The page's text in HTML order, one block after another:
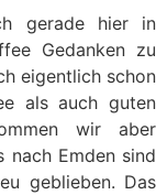
gerade hier in
Gedanken zu
eigentlich schon
als auch guten
wir aber
nach Emden sind
geblieben. Das